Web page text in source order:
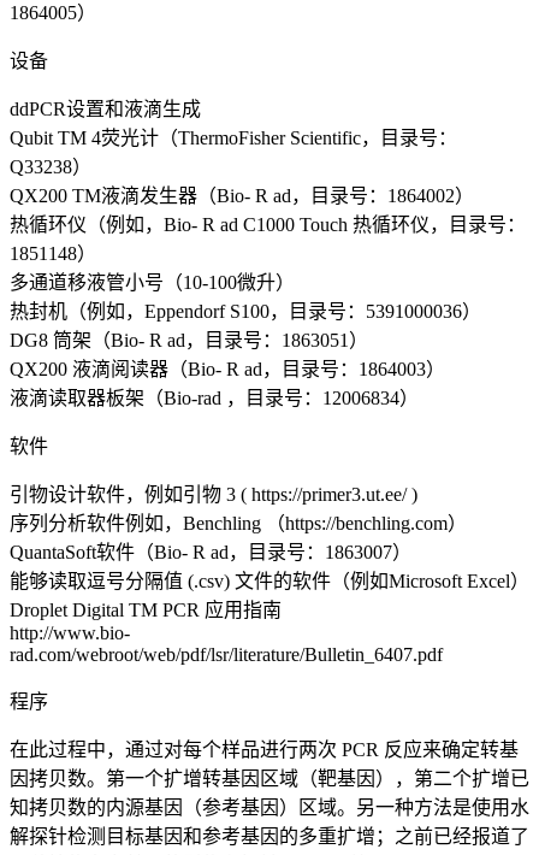
1864005）
设备
ddPCR设置和液滴生成
Qubit TM 4荧光计（ThermoFisher Scientific，目录号：
Q33238）
QX200 TM液滴发生器（Bio- R ad，目录号：1864002）
热循环仪（例如，Bio- R ad C1000 Touch 热循环仪，目录号：
1851148）
多通道移液管小号（10-100微升）
热封机（例如，Eppendorf S100，目录号：5391000036）
DG8 筒架（Bio- R ad，目录号：1863051）
QX200 液滴阅读器（Bio- R ad，目录号：1864003）
液滴读取器板架（Bio-rad ，目录号：12006834）
软件
引物设计软件，例如引物 3 ( https://primer3.ut.ee/ )
序列分析软件例如，Benchling （https://benchling.com）
QuantaSoft软件（Bio- R ad，目录号：1863007）
能够读取逗号分隔值 (.csv) 文件的软件（例如Microsoft Excel）
Droplet Digital TM PCR 应用指南
http://www.bio-
rad.com/webroot/web/pdf/lsr/literature/Bulletin_6407.pdf
程序
在此过程中，通过对每个样品进行两次 PCR 反应来确定转基
因拷贝数。第一个扩增转基因区域（靶基因），第二个扩增已
知拷贝数的内源基因（参考基因）区域。另一种方法是使用水
解探针检测目标基因和参考基因的多重扩增；之前已经报道了